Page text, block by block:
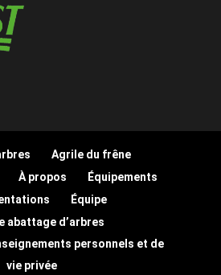
Agrile du frêne
À propos
Équipements
Équipe
abattage d’arbres
personnels et de
vie privée